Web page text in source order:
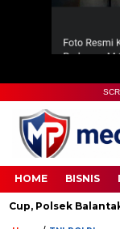
HOME BISNIS
Polsek Balantak